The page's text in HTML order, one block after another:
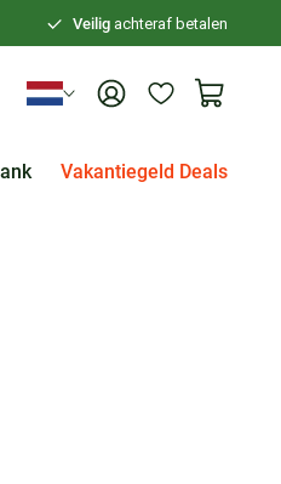
Veiligachteraf betalen
Vakantiegeld Deals